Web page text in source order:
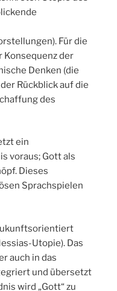
Für die
Konsequenz der
Denken (die
Rückblick auf die
des
ein
voraus; Gott als
Dieses
Sprachspielen
Utopie). Das
auch in das
und übersetzt
wird „Gott“ zu